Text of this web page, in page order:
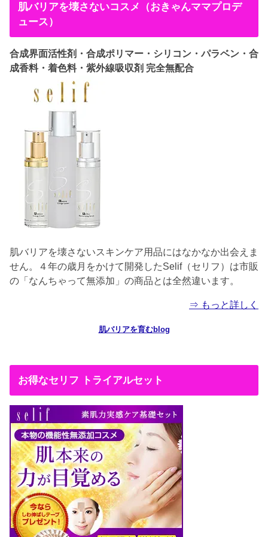
肌バリアを壊さないコスメ（おきゃんママプロデ
ュース）
合成界面活性剤・合成ポリマー・シリコン・パラベン・合
成香料・着色料・紫外線吸収剤 完全無配合
肌バリアを壊さないスキンケア用品にはなかなか出会えま
せん。４年の歳月をかけて開発したSelif（セリフ）は市販
の「なんちゃって無添加」の商品とは全然違います。
⇒ もっと詳しく
肌バリアを育むblog
お得なセリフ トライアルセット